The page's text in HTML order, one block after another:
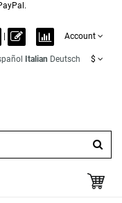
Account
Italian Deutsch $